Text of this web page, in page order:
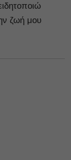
ζωή μου